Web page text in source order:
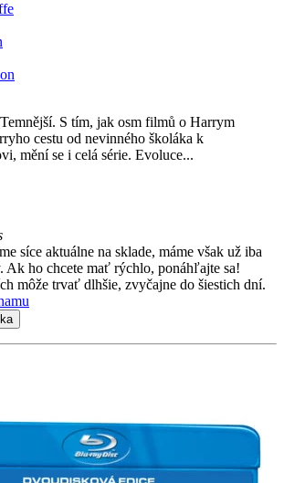
S tím, jak osm filmů o Harrym
cestu od nevinného školáka k
mění se i celá série. Evoluce...
síce aktuálne na sklade, máme však už iba
Ak ho chcete mať rýchlo, ponáhľajte sa!
môže trvať dlhšie, zvyčajne do šiestich dní.